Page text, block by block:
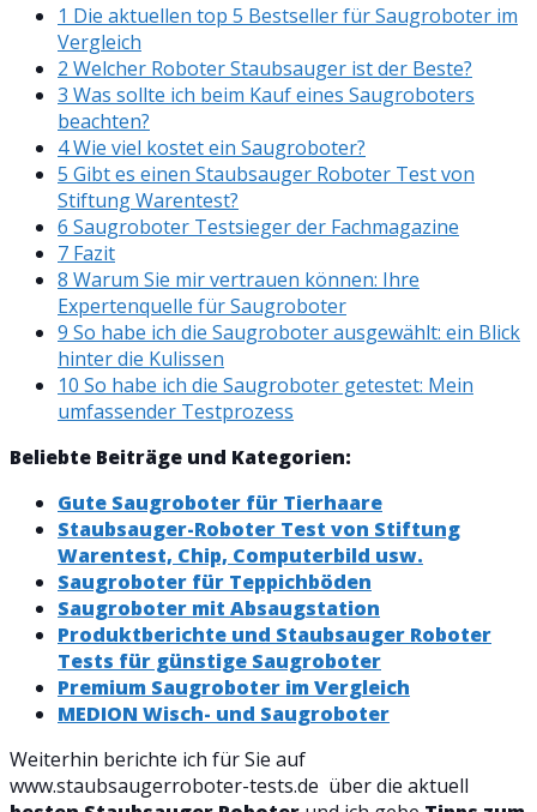
1 Die aktuellen top 5 Bestseller für Saugroboter im
Vergleich
2 Welcher Roboter Staubsauger ist der Beste?
3 Was sollte ich beim Kauf eines Saugroboters
beachten?
4 Wie viel kostet ein Saugroboter?
5 Gibt es einen Staubsauger Roboter Test von
Stiftung Warentest?
6 Saugroboter Testsieger der Fachmagazine
7 Fazit
8 Warum Sie mir vertrauen können: Ihre
Expertenquelle für Saugroboter
9 So habe ich die Saugroboter ausgewählt: ein Blick
hinter die Kulissen
10 So habe ich die Saugroboter getestet: Mein
umfassender Testprozess
Beliebte Beiträge und Kategorien:
Gute Saugroboter für Tierhaare
Staubsauger-Roboter Test von Stiftung
Warentest, Chip, Computerbild usw.
Saugroboter für Teppichböden
Saugroboter mit Absaugstation
Produktberichte und Staubsauger Roboter
Tests für günstige Saugroboter
Premium Saugroboter im Vergleich
MEDION Wisch- und Saugroboter
Weiterhin berichte ich für Sie auf
www.staubsaugerroboter-tests.de über die aktuell